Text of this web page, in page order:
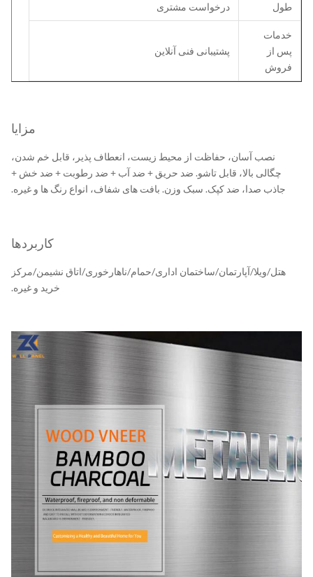
درخواست مشتری
از
پشتیبانی فنی آنلاین
مزایا
نصب آسان، حفاظت از محیط زیست، انعطاف پذیر، قابل خم شدن،
چگالی بالا، قابل تاشو. ضد حریق + ضد آب + ضد رطوبت + ضد خش +
جاذب صدا، ضد کپک. سبک وزن. بافت های شفاف، انواع رنگ ها و غیره.
کاربردها
ویلا/آپارتمان/ساختمان اداری/حمام/ناهارخوری/اتاق نشیمن/مرکز
خرید و غیره.